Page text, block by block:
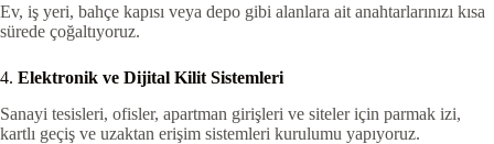
Ev, iş yeri, bahçe kapısı veya depo gibi alanlara ait anahtarlarınızı kısa
sürede çoğaltıyoruz.
4. Elektronik ve Dijital Kilit Sistemleri
Sanayi tesisleri, ofisler, apartman girişleri ve siteler için parmak izi,
kartlı geçiş ve uzaktan erişim sistemleri kurulumu yapıyoruz.